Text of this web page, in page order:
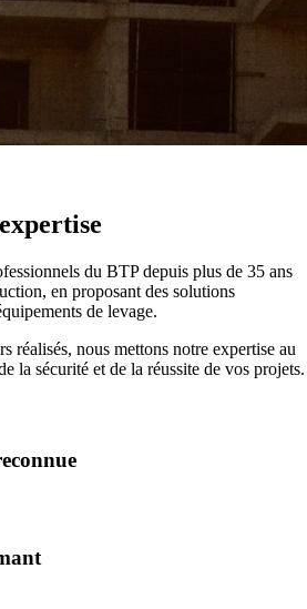
du BTP depuis plus de 35 ans
en proposant des solutions
de levage.
réalisés, nous mettons notre expertise au
la sécurité et de la réussite de vos projets.